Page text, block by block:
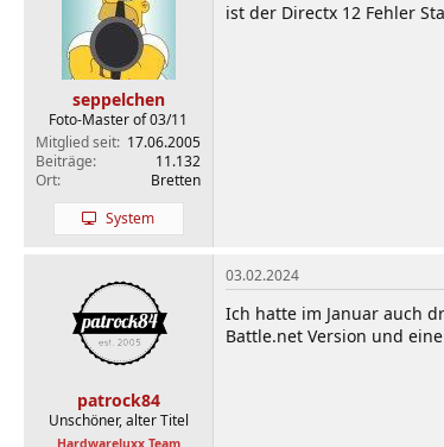
seppelchen
Foto-Master of 03/11
Mitglied seit 17.06.2005
Beiträge
11.132
Ort
Bretten
System
ist der Directx 12 Fehler
patrock84
Unschöner, alter Titel
Hardwareluxx Team
03.02.2024
Ich hatte im Januar auch
Battle.net Version und